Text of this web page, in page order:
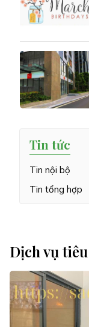
Tin tức
Tin nội bộ
Tin tổng hợp
Dịch vụ